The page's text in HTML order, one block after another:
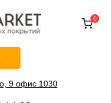
9 офис 1030
0